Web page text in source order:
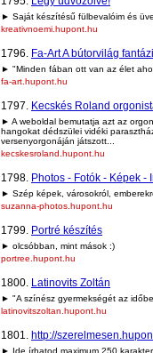
► Saját készítésű fülbevalóim és
kreativnoemi.hupont.hu
1796. Fa-Art A bútorvilág
► "Minden fában ott van az élet
fa-art.hupont.hu
1797. Kecskés Roland
► A weboldal bemutatja azt az
hangokat dédszülei vidéki
versenyorgonáján játszott...
kecskesroland.hupont.hu
1798. Photos - Fotók - Képek -
► Szép képek, városokról,
suzanna-photos.hupont.hu
1799. Portré készítés
► olcsóbban, mint mások :)
portree.hupont.hu
1800. Latinovits Zoltán
► "A színész gyermekségét az
latinovitszoltan.hupont.hu
1801. http://
► Ide írhatod maximum 250